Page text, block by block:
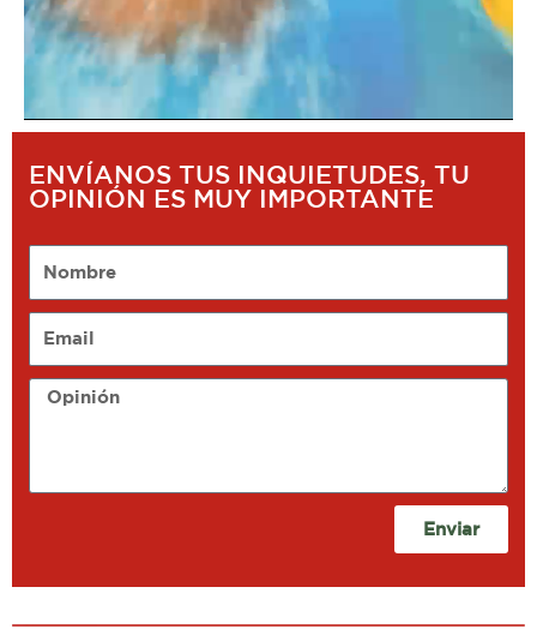
ENVÍANOS TUS INQUIETUDES, TU
OPINIÓN ES MUY IMPORTANTE
Opinión
Enviar